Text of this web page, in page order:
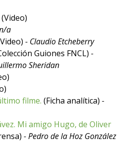
(Video)
a
- Claudio Etcheberry
Guiones FNCL) -
Sheridan
filme. (Ficha analítica) -
Mi amigo Hugo, de Oliver
- Pedro de la Hoz González